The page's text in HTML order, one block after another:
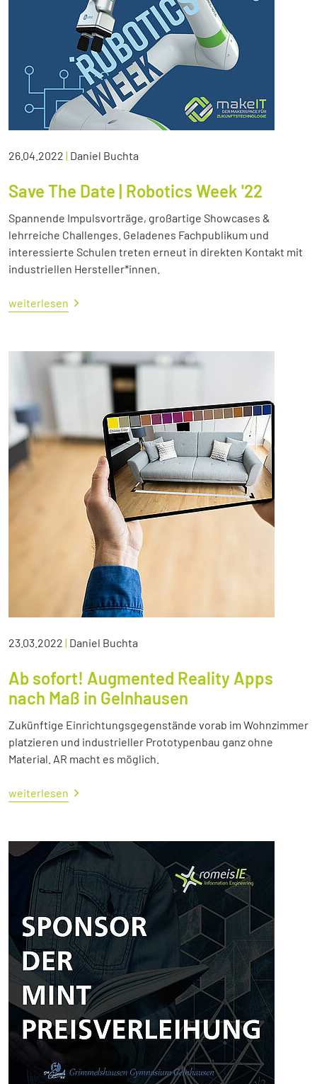
26.04.2022 | Daniel Buchta
Save The Date | Robotics Week '22
Spannende Impulsvorträge, großartige Showcases &
lehrreiche Challenges. Geladenes Fachpublikum und
interessierte Schulen treten erneut in direkten Kontakt mit
industriellen Hersteller*innen.
weiterlesen
23.03.2022 | Daniel Buchta
Ab sofort! Augmented Reality Apps
nach Maß in Gelnhausen
Zukünftige Einrichtungsgegenstände vorab im Wohnzimmer
platzieren und industrieller Prototypenbau ganz ohne
Material. AR macht es möglich.
weiterlesen